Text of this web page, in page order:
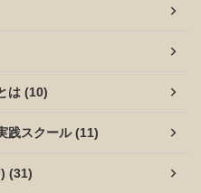
は (10)
践スクール (11)
(31)